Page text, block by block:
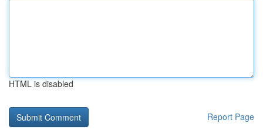
HTML is disabled
Report Page